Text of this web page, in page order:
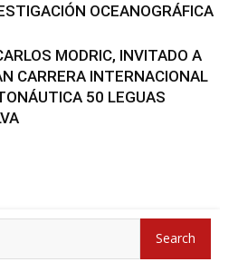
OCEANOGRÁFICA
MODRIC, INVITADO A
CARRERA INTERNACIONAL
50 LEGUAS
Search